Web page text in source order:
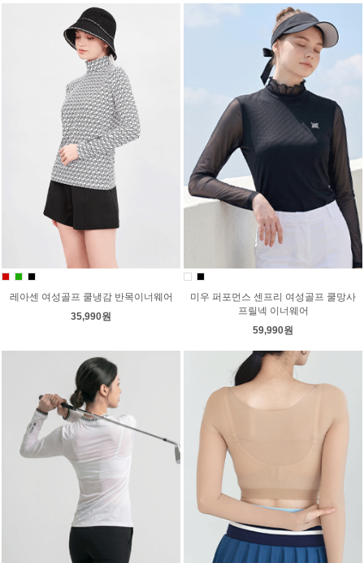
레아센 여성골프 쿨냉감 반목이너웨어
35,990원
미우 퍼포먼스 센프리 여성골프 쿨망사
프릴넥 이너웨어
59,990원